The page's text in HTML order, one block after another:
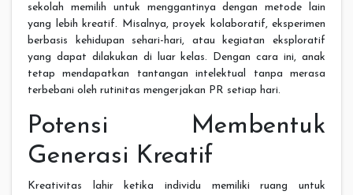
sekolah memilih untuk menggantinya dengan metode lain
yang lebih kreatif. Misalnya, proyek kolaboratif, eksperimen
berbasis kehidupan sehari-hari, atau kegiatan eksploratif
yang dapat dilakukan di luar kelas. Dengan cara ini, anak
tetap mendapatkan tantangan intelektual tanpa merasa
terbebani oleh rutinitas mengerjakan PR setiap hari.
Potensi Membentuk
Generasi Kreatif
Kreativitas lahir ketika individu memiliki ruang untuk